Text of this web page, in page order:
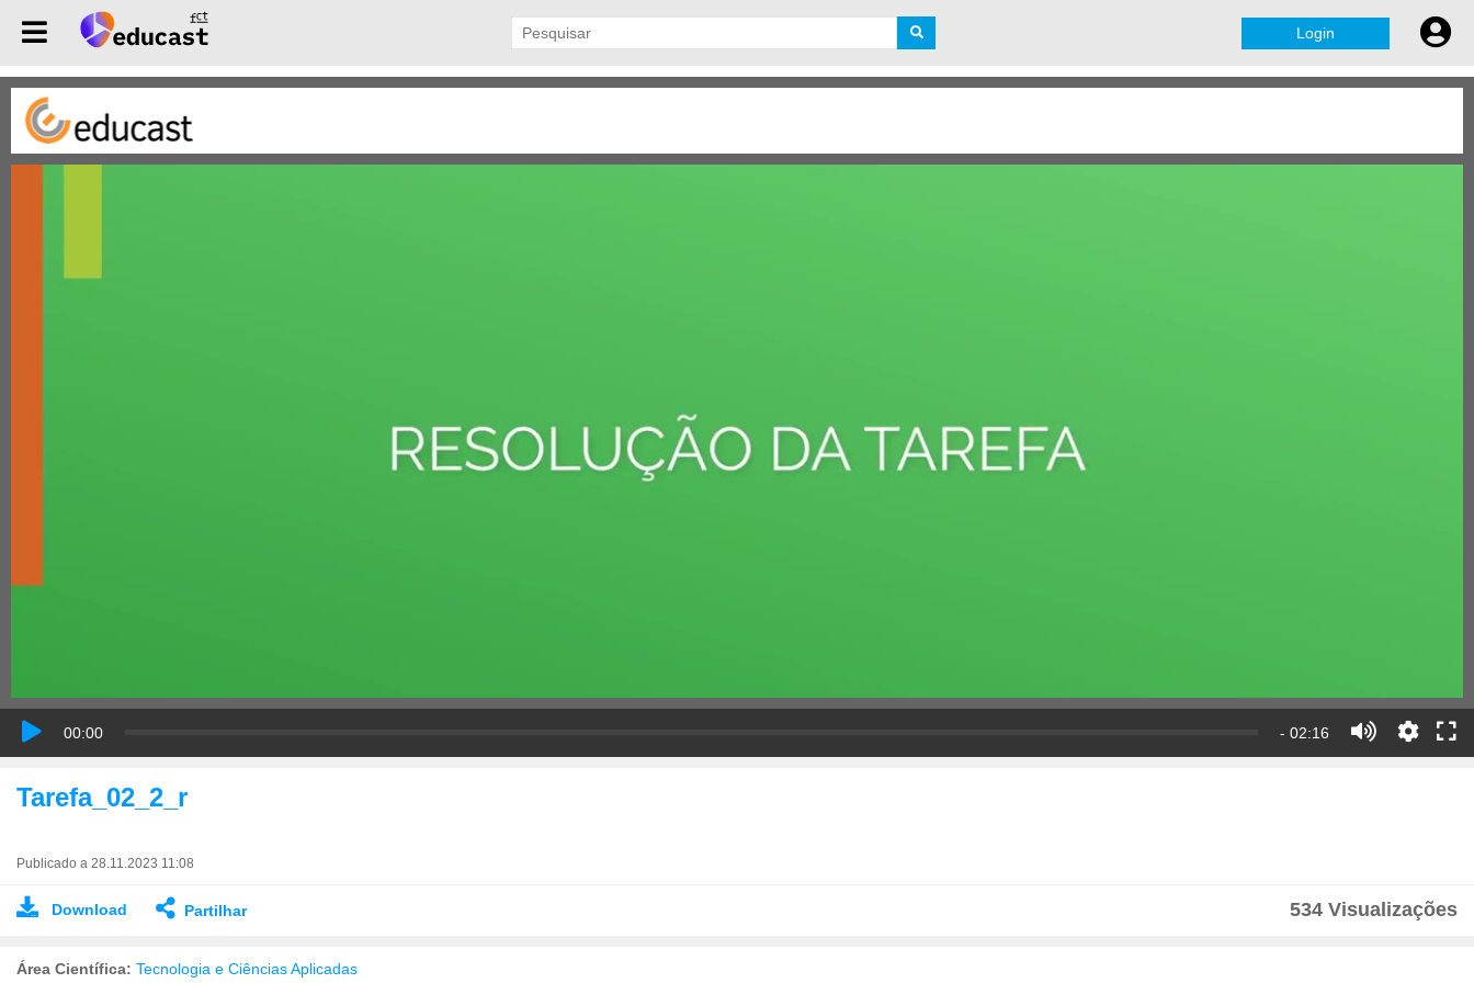
Login
00:00 - 02:16
Tarefa_02_2_r
Publicado a 28.11.2023 11:08
Download Partilhar 534 Visualizações
Área Científica: Tecnologia e Ciências Aplicadas